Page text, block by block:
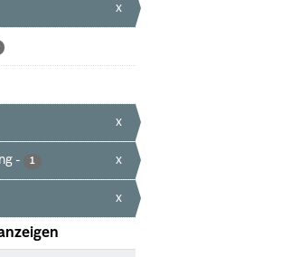
x
x
- 1 x
x